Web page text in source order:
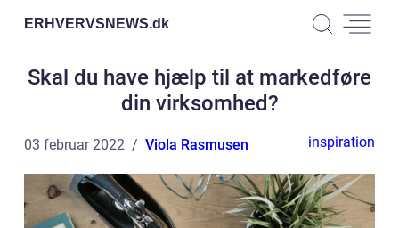
ERHVERVSNEWS.dk
Skal du have hjælp til at markedføre
din virksomhed?
03 februar 2022 Viola Rasmusen inspiration